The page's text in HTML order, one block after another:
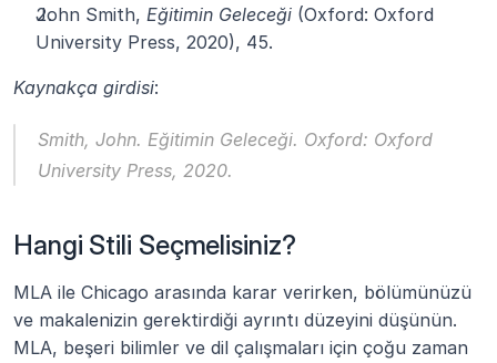
John Smith, Eğitimin Geleceği (Oxford: Oxford
University Press, 2020), 45.
Kaynakça girdisi:
Smith, John. Eğitimin Geleceği. Oxford: Oxford
University Press, 2020.
Hangi Stili Seçmelisiniz?
MLA ile Chicago arasında karar verirken, bölümünüzü
ve makalenizin gerektirdiği ayrıntı düzeyini düşünün.
MLA, beşeri bilimler ve dil çalışmaları için çoğu zaman